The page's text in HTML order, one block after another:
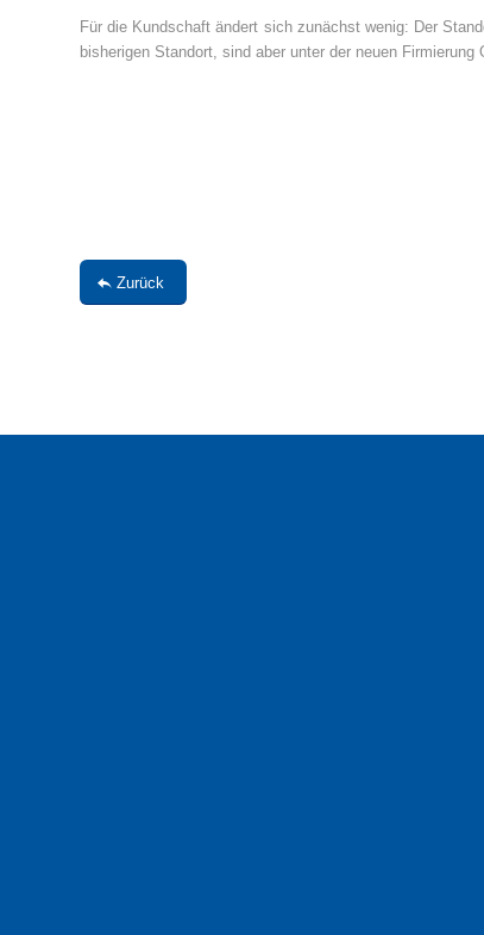
Für die Kundschaft ändert sich zunächst wenig: Der
bisherigen Standort, sind aber unter der neuen
Zurück